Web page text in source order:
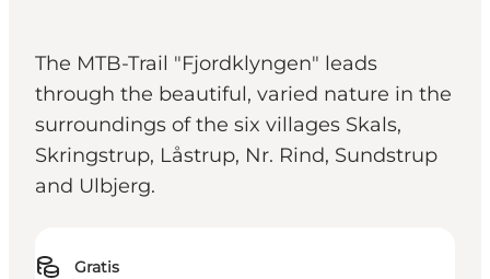
The MTB-Trail "Fjordklyngen" leads
through the beautiful, varied nature in the
surroundings of the six villages Skals,
Skringstrup, Låstrup, Nr. Rind, Sundstrup
and Ulbjerg.
Gratis